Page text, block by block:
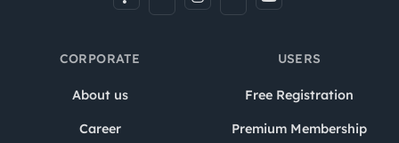
CORPORATE
About us
Career
USERS
Free Registration
Premium Membership